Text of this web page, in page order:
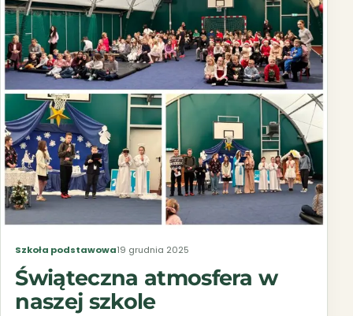
Szkoła podstawowa19 grudnia 2025
Świąteczna atmosfera w
naszej szkole